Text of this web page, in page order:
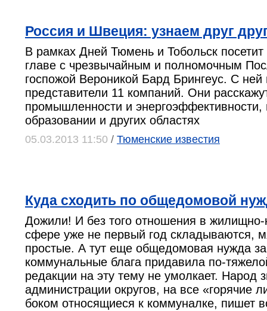
Россия и Швеция: узнаем друг
В рамках Дней Тюмень и Тобольск посетит
главе с чрезвычайным и полномочным
госпожой Вероникой Бард Брингеус. С ней
представители 11 компаний. Они
промышленности и энергоэффективности,
образовании и других областях
05.03.2013 11:50 / Тюменские известия
Куда сходить по общедомовой
Дожили! И без того отношения в
сфере уже не первый год складываются,
простые. А тут еще общедомовая нужда
коммунальные блага придавила по-
редакции на эту тему не умолкает. Народ
администрации округов, на все «горячие
боком относящиеся к коммуналке, пишет